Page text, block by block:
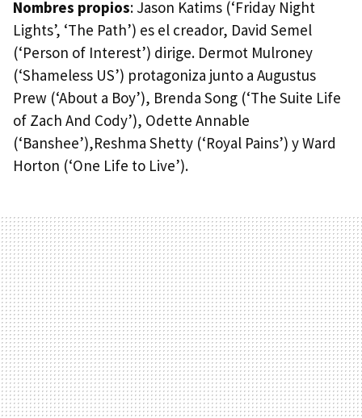
Nombres propios: Jason Katims (‘Friday Night
Lights’, ‘The Path’) es el creador, David Semel
(‘Person of Interest’) dirige. Dermot Mulroney
(‘Shameless US’) protagoniza junto a Augustus
Prew (‘About a Boy’), Brenda Song (‘The Suite Life
of Zach And Cody’), Odette Annable
(‘Banshee’),Reshma Shetty (‘Royal Pains’) y Ward
Horton (‘One Life to Live’).